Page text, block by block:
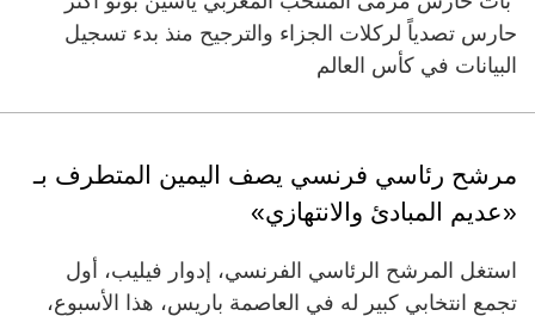
حارس تصدياً لركلات الجزاء والترجيح منذ بدء تسجيل
البيانات في كأس العالم
مرشح رئاسي فرنسي يصف اليمين المتطرف بـ
«عديم المبادئ والانتهازي»
استغل المرشح الرئاسي الفرنسي، إدوار فيليب، أول
تجمع انتخابي كبير له في العاصمة باريس، هذا الأسبوع،